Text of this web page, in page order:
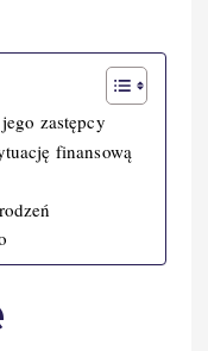
zastępcy
finansową